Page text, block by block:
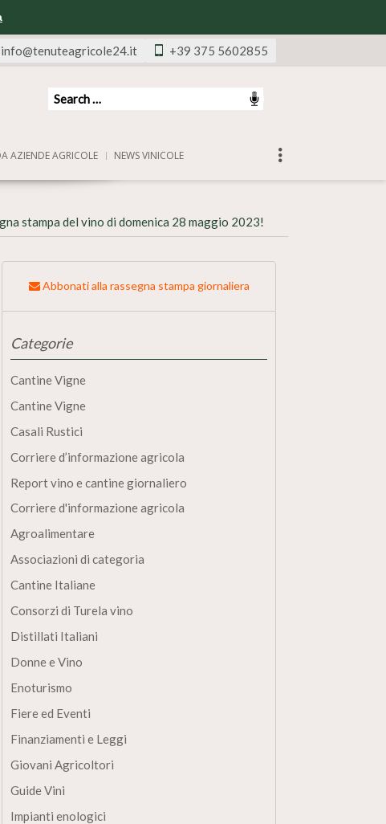
+39 375 5602855
info@tenuteagricole24.it
AZIENDE AGRICOLE NEWS VINICOLE
stampa del vino di domenica 28 maggio 2023!
Abbonati alla rassegna stampa giornaliera
Categorie
Cantine Vigne
Cantine Vigne
Casali Rustici
Corriere d’informazione agricola
Report vino e cantine giornaliero
Corriere d'informazione agricola
Agroalimentare
Associazioni di categoria
Cantine Italiane
Consorzi di Turela vino
Distillati Italiani
Donne e Vino
Enoturismo
Fiere ed Eventi
Finanziamenti e Leggi
Giovani Agricoltori
Guide Vini
Impianti enologici